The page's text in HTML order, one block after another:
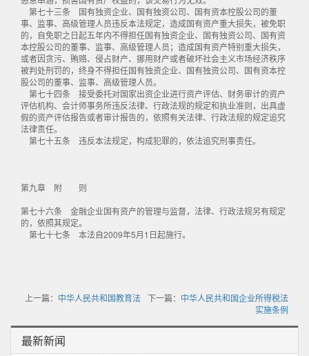
第七十三条 国有独资企业、国有独资公司、国有资本控股公司的董
事、监事、高级管理人员违反本法规定，造成国有资产重大损失，被免职
的，自免职之日起五年内不得担任国有独资企业、国有独资公司、国有资
本控股公司的董事、监事、高级管理人员；造成国有资产特别重大损失，
或者因贪污、贿赂、侵占财产、挪用财产或者破坏社会主义市场经济秩序
被判处刑罚的，终身不得担任国有独资企业、国有独资公司、国有资本控
股公司的董事、监事、高级管理人员。
第七十四条 接受委托对国家出资企业进行资产评估、财务审计的资产
评估机构、会计师事务所违反法律、行政法规的规定和执业准则，出具虚
假的资产评估报告或者审计报告的，依照有关法律、行政法规的规定追究
法律责任。
第七十五条 违反本法规定，构成犯罪的，依法追究刑事责任。
第九章 附 则
第七十六条 金融企业国有资产的管理与监督，法律、行政法规另有规定
的，依照其规定。
第七十七条 本法自2009年5月1日起施行。
上一篇： 中华人民共和国教育法 下一篇： 中华人民共和国企业所得税法
实施条例
最新新闻